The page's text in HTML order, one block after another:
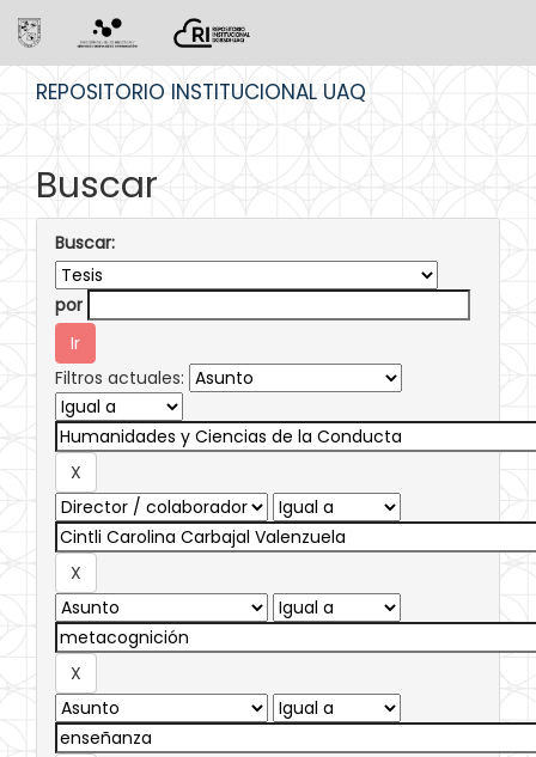
REPOSITORIO INSTITUCIONAL UAQ
Buscar
Buscar:
por
Filtros actuales: